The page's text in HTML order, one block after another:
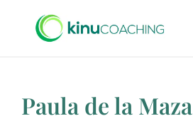
Paula de la Maza